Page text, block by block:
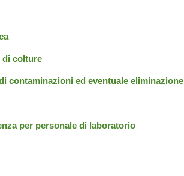
di colture
contaminazioni ed eventuale eliminazione
per personale di laboratorio